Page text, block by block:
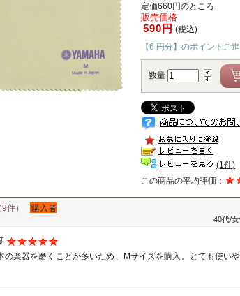
定価660円のところ
販売価格
590円 (税込)
【6 円分】のポイントご
数量
(1件)
この商品の平均評価：
件） 購入者
40代/
の楽器を磨くことが多いため、Mサイズを購入。とても使い